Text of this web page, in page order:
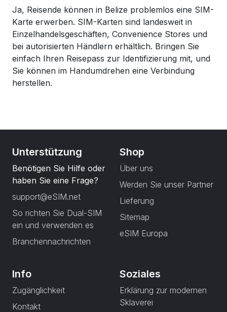
Ja, Reisende können in Belize problemlos eine SIM-
Karte erwerben. SIM-Karten sind landesweit in
Einzelhandelsgeschäften, Convenience Stores und
bei autorisierten Händlern erhältlich. Bringen Sie
einfach Ihren Reisepass zur Identifizierung mit, und
Sie können im Handumdrehen eine Verbindung
herstellen.
Unterstützung
Benötigen Sie Hilfe oder
haben Sie eine Frage?
support@eSIM.net
So richten Sie Dual-SIM
ein und verwenden es
Branchennachrichten
Shop
Über uns
Werden Sie unser Partner
Lieferung
Sitemap
eSIM Europa
Info
Zugänglichkeit
Kontakt
Soziales
Erklärung zur modernen
Sklaverei